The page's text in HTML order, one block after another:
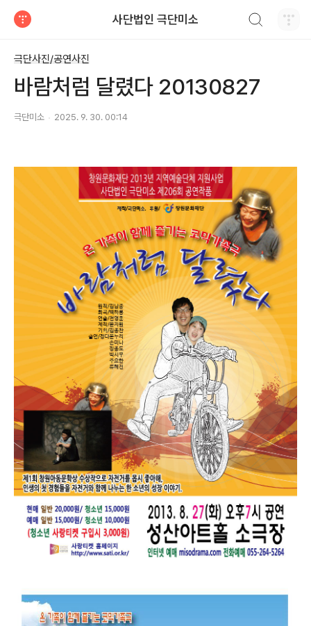
사단법인 극단미소
극단사진/공연사진
바람처럼 달렸다 20130827
극단미소 2025. 9. 30. 00:14